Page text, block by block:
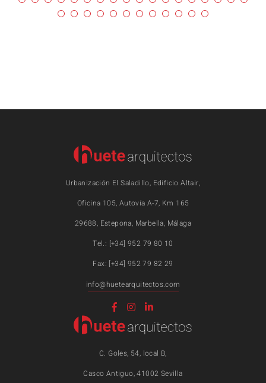
Urbanización El Saladillo, Edificio Altair,
Oficina 105, Autovía A-7, Km 165
29688, Estepona, Marbella, Málaga
Tel.: [+34] 952 79 80 10
Fax: [+34] 952 79 82 29
info@huetearquitectos.com
C. Goles, 54, local B,
Casco Antiguo, 41002 Sevilla